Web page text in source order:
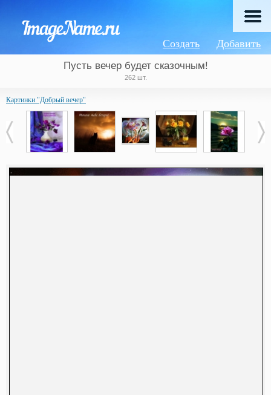
Добавить
Создать
Пусть вечер будет сказочным!
262 шт.
Картинки "Добрый вечер"